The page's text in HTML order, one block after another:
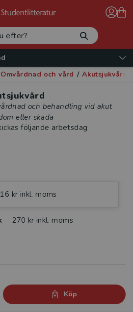
Omvårdnad och vård / Akutsjukvård
och behandling vid akut
eller skada
följande arbetsdag
kr inkl. moms
270 kr inkl. moms
Köp